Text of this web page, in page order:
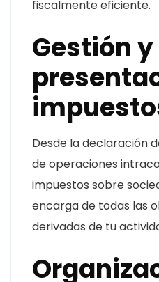
fiscalmente eficiente.
Gestión y
Desde la declaración
de operaciones
impuestos sobre
encarga de todas las
derivadas de tu